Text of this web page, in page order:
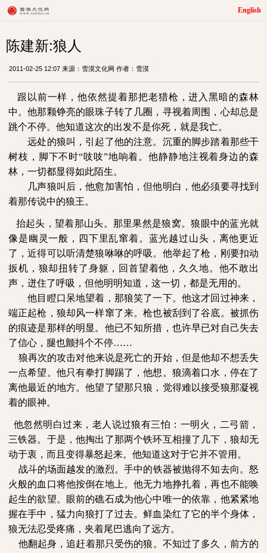
English
陈建新:狼人
2011-02-25 12:07 来源：雪漠文化网 作者：雪漠
跟以前一样，他依然提着那把老猎枪，进入黑暗的森林
中。他那颗铮亮的眼珠子转了几圈，寻视着周围，心却总是
跳个不停。他知道这次的出发不是你死，就是我亡。
远处的狼叫，引起了他的注意。沉重的脚步踏着那些干
树枝，脚下不时“吱吱”地响着。他静静地注视着身边的森
林，一切都显得如此陌生。
几声狼叫后，他愈加害怕，但他明白，他必须要寻找到
着那传说中的狼王。
抬起头，望着那山头。那里果然是狼窝。狼眼中的蓝光就
像是幽灵一般，四下里乱窜着。蓝光越过山头，离他更近
了，近得可以听清楚狼咻咻的呼吸。他举起了枪，刚要扣动
扳机，狼却扭转了身躯，回首望着他，久久地。他不敢出
声，迸住了呼吸，但他明明知道，这一切，都是无用的。
他目瞪口呆地望着，那狼笑了一下。他这才回过神来，
端正起枪，狼却风一样窜了来。枪也被刮到了谷底。被抓伤
的痕迹是那样的明显。他已不知所措，也许早已对自己失去
了信心，腿也颤抖个不停……
狼再次的攻击对他来说是死亡的开始，但是他却不想丢失
一点希望。他只有拳打脚踢了，他想。狼滴着口水，停在了
离他最近的地方。他望了望那只狼，觉得难以接受狼那凝视
着的眼神。
他忽然明白过来，老人说过狼有三怕：一明火，二弓箭，
三铁器。于是，他掏出了那两个铁环互相撞了几下，狼却无
动于衷，而且变得暴怒起来。他知道这对于它并不管用。
战斗的场面越发的激烈。手中的铁器被抛得不知去向。怒
火般的血口将他按倒在地上。他无力地挣扎着，再也不能唤
起生的欲望。眼前的礁石成为他心中唯一的依靠，他紧紧地
握在手中，猛力向狼打了过去。鲜血染红了它的半个身体，
狼无法忍受疼痛，夹着尾巴逃向了远方。
他翻起身，追赶着那只受伤的狼。不知过了多久，前方的